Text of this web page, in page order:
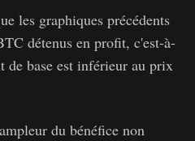
les graphiques précédents
détenus en profit, c'est-à-
de base est inférieur au prix
du bénéfice non